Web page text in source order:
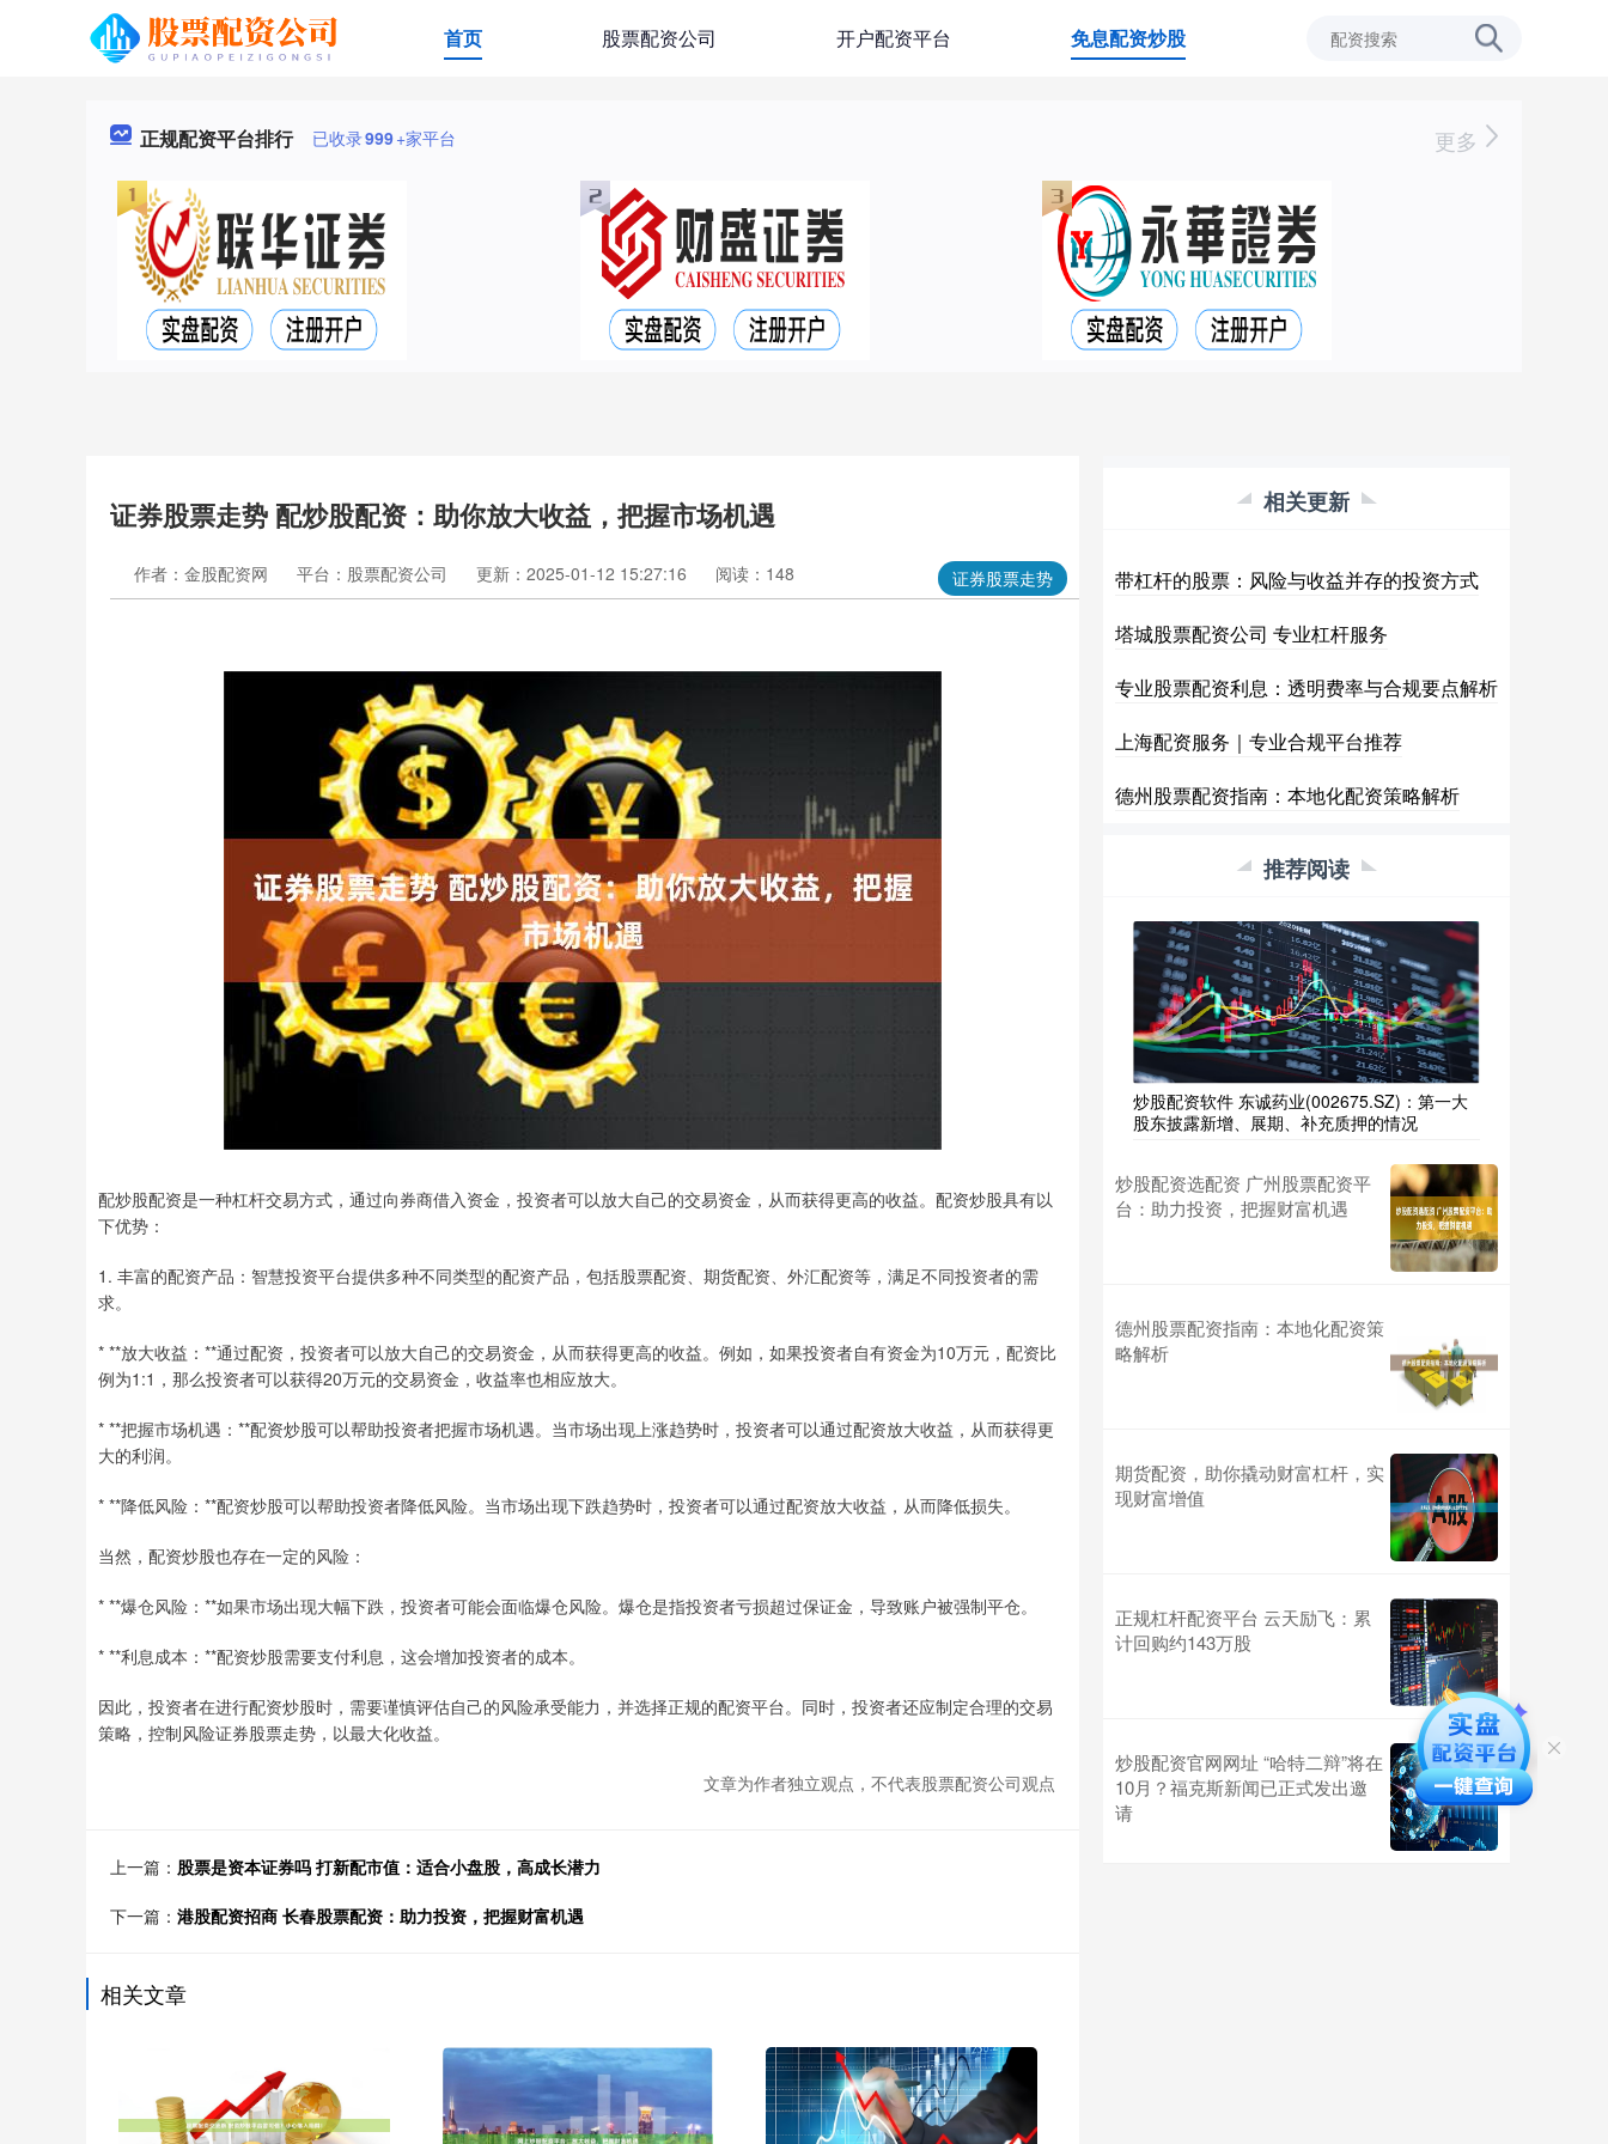
首页 股票配资公司 开户配资平台 免息配资炒股
正规配资平台排行 已收录999+家平台 更多
证券股票走势 配炒股配资：助你放大收益，把握市场机遇
证券股票走势
作者：金股配资网 平台：股票配资公司 更新：2025-01-12 15:27:16 阅读：148
配炒股配资是一种杠杆交易方式，通过向券商借入资金，投资者可以放大自己的交易资金，从而获得更高的收益。配资炒股具有以
下优势：
1. 丰富的配资产品：智慧投资平台提供多种不同类型的配资产品，包括股票配资、期货配资、外汇配资等，满足不同投资者的需
求。
* **放大收益：**通过配资，投资者可以放大自己的交易资金，从而获得更高的收益。例如，如果投资者自有资金为10万元，配资比
例为1:1，那么投资者可以获得20万元的交易资金，收益率也相应放大。
* **把握市场机遇：**配资炒股可以帮助投资者把握市场机遇。当市场出现上涨趋势时，投资者可以通过配资放大收益，从而获得更
大的利润。
* **降低风险：**配资炒股可以帮助投资者降低风险。当市场出现下跌趋势时，投资者可以通过配资放大收益，从而降低损失。
当然，配资炒股也存在一定的风险：
* **爆仓风险：**如果市场出现大幅下跌，投资者可能会面临爆仓风险。爆仓是指投资者亏损超过保证金，导致账户被强制平仓。
* **利息成本：**配资炒股需要支付利息，这会增加投资者的成本。
因此，投资者在进行配资炒股时，需要谨慎评估自己的风险承受能力，并选择正规的配资平台。同时，投资者还应制定合理的交易
策略，控制风险证券股票走势，以最大化收益。
文章为作者独立观点，不代表股票配资公司观点
上一篇： 股票是资本证券吗 打新配市值：适合小盘股，高成长潜力
下一篇： 港股配资招商 长春股票配资：助力投资，把握财富机遇
相关文章
相关更新
带杠杆的股票：风险与收益并存的投资方式
塔城股票配资公司 专业杠杆服务
专业股票配资利息：透明费率与合规要点解析
上海配资服务｜专业合规平台推荐
德州股票配资指南：本地化配资策略解析
推荐阅读
炒股配资软件 东诚药业(002675.SZ)：第一大
股东披露新增、展期、补充质押的情况
炒股配资选配资 广州股票配资平
台：助力投资，把握财富机遇
德州股票配资指南：本地化配资策
略解析
期货配资，助你撬动财富杠杆，实
现财富增值
正规杠杆配资平台 云天励飞：累
计回购约143万股
炒股配资官网网址 “哈特二辩”将在
10月？福克斯新闻已正式发出邀
请